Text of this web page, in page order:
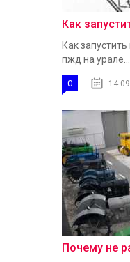
Как
Как
пжд на урале...
0
Почему не